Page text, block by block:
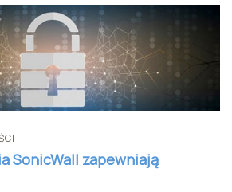
SonicWall zapewniają